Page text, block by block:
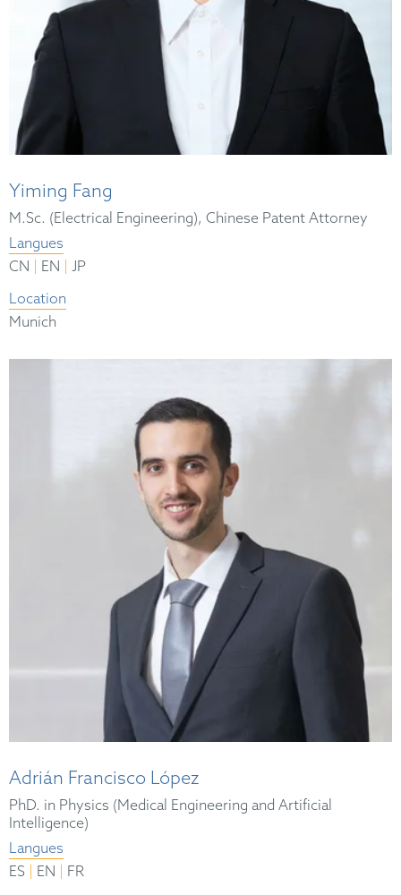
Yiming Fang
M.Sc. (Electrical Engineering), Chinese Patent Attorney
Langues
CN
EN
JP
Location
Munich
Adrián Francisco López
PhD. in Physics (Medical Engineering and Artificial
Intelligence)
Langues
ES
EN
FR